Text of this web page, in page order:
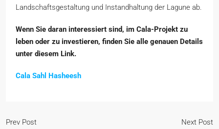
Landschaftsgestaltung und Instandhaltung der Lagune ab.
Wenn Sie daran interessiert sind, im Cala-Projekt zu
leben oder zu investieren, finden Sie alle genauen Details
unter diesem Link.
Cala Sahl Hasheesh
Prev Post
Next Post